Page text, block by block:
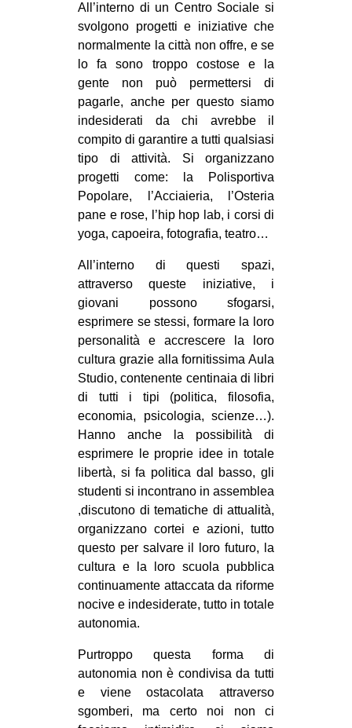
RECENSIONI
INTERNAZIONALE
AFRICA
AMERICHE
ESTREMO ORIENTE
EUROPA
MONDO
in
Fb
tw
bsky
ms
SEARCH
All’interno di un Centro Sociale si
svolgono progetti e iniziative che
normalmente la città non offre, e se
lo fa sono troppo costose e la
gente non può permettersi di
pagarle, anche per questo siamo
indesiderati da chi avrebbe il
compito di garantire a tutti qualsiasi
tipo di attività. Si organizzano
progetti come: la Polisportiva
Popolare, l’Acciaieria, l’Osteria
pane e rose, l’hip hop lab, i corsi di
yoga, capoeira, fotografia, teatro…
All’interno di questi spazi,
attraverso queste iniziative, i
giovani possono sfogarsi,
esprimere se stessi, formare la loro
personalità e accrescere la loro
cultura grazie alla fornitissima Aula
Studio, contenente centinaia di libri
di tutti i tipi (politica, filosofia,
economia, psicologia, scienze…).
Hanno anche la possibilità di
esprimere le proprie idee in totale
libertà, si fa politica dal basso, gli
studenti si incontrano in assemblea
,discutono di tematiche di attualità,
organizzano cortei e azioni, tutto
questo per salvare il loro futuro, la
cultura e la loro scuola pubblica
continuamente attaccata da riforme
nocive e indesiderate, tutto in totale
autonomia.
Purtroppo questa forma di
autonomia non è condivisa da tutti
e viene ostacolata attraverso
sgomberi, ma certo noi non ci